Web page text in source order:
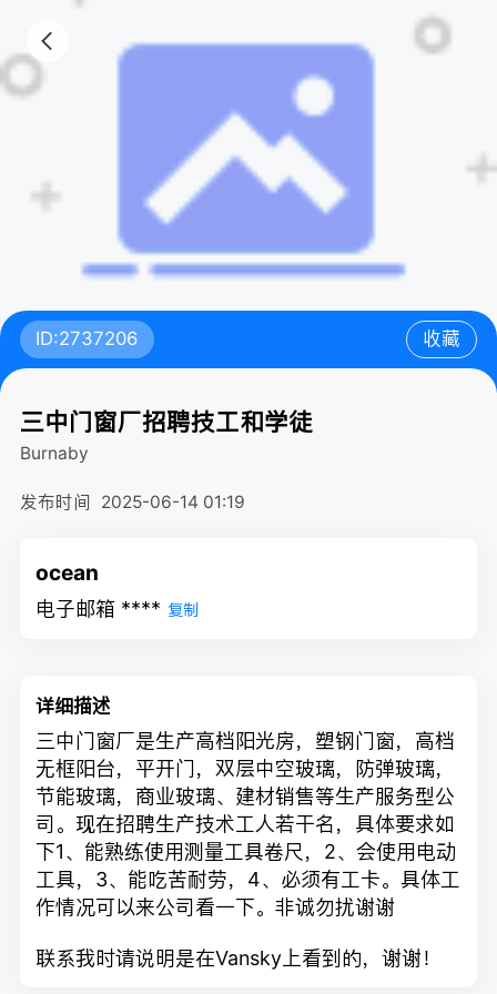
ID:2737206 收藏
三中门窗厂招聘技工和学徒
Burnaby
发布时间 2025-06-14 01:19
ocean
电子邮箱 **** 复制
详细描述
三中门窗厂是生产高档阳光房，塑钢门窗，高档
无框阳台，平开门，双层中空玻璃，防弹玻璃，
节能玻璃，商业玻璃、建材销售等生产服务型公
司。现在招聘生产技术工人若干名，具体要求如
下1、能熟练使用测量工具卷尺，2、会使用电动
工具，3、能吃苦耐劳，4、必须有工卡。具体工
作情况可以来公司看一下。非诚勿扰谢谢
联系我时请说明是在Vansky上看到的，谢谢！